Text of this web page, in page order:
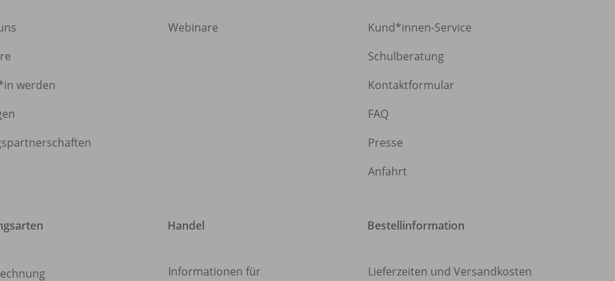
werden
Webinare
Kund*innen-Service
Schulberatung
Kontaktformular
FAQ
Presse
Anfahrt
Handel
Informationen für
Bestellinformation
Lieferzeiten und Versandkosten